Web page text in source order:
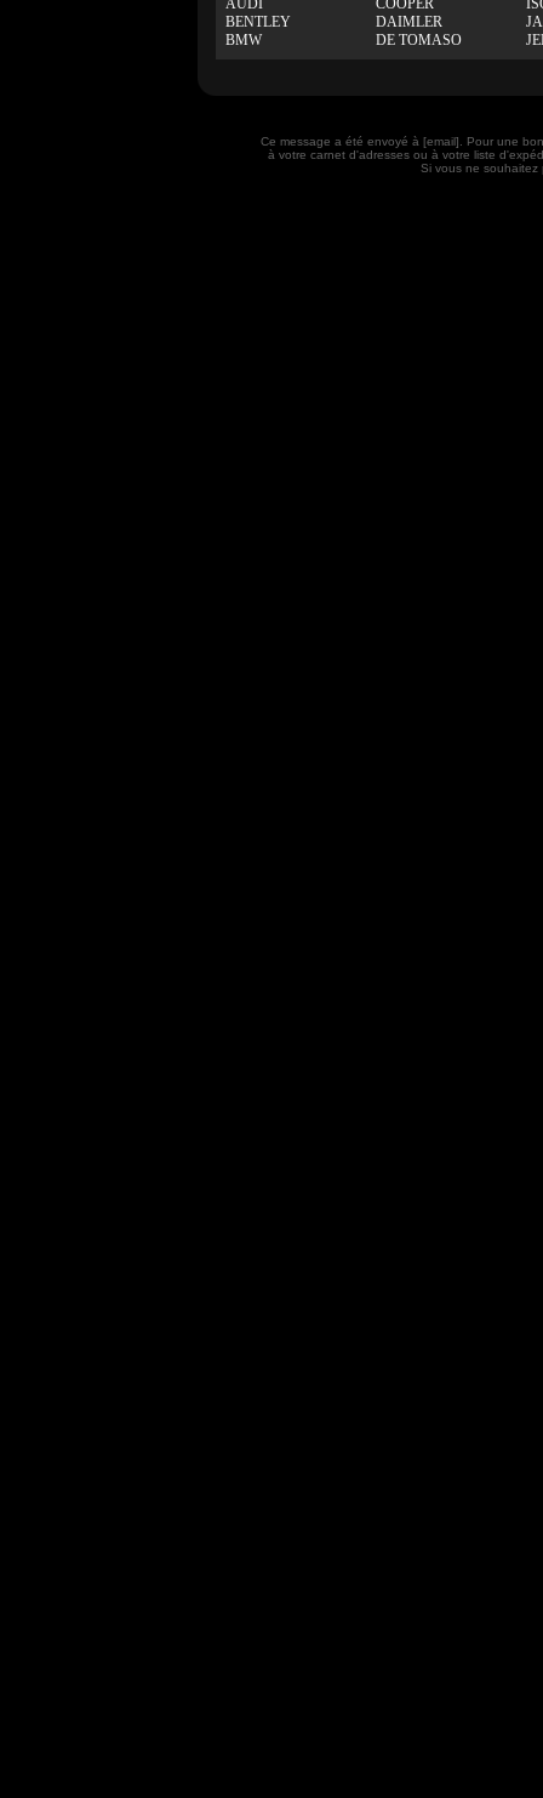
AUDI
BENTLEY
BMW
COOPER
DAIMLER
DE TOMASO
Ce message a été envoyé à [email]. Pour une
à votre carnet d'adresses ou à votre liste
Si vous ne souhaitez